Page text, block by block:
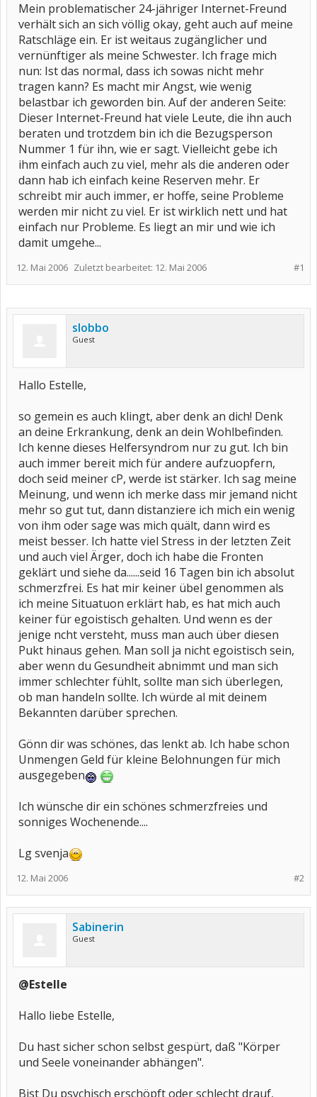
Mein problematischer 24-jähriger Internet-Freund
verhält sich an sich völlig okay, geht auch auf meine
Ratschläge ein. Er ist weitaus zugänglicher und
vernünftiger als meine Schwester. Ich frage mich
nun: Ist das normal, dass ich sowas nicht mehr
tragen kann? Es macht mir Angst, wie wenig
belastbar ich geworden bin. Auf der anderen Seite:
Dieser Internet-Freund hat viele Leute, die ihn auch
beraten und trotzdem bin ich die Bezugsperson
Nummer 1 für ihn, wie er sagt. Vielleicht gebe ich
ihm einfach auch zu viel, mehr als die anderen oder
dann hab ich einfach keine Reserven mehr. Er
schreibt mir auch immer, er hoffe, seine Probleme
werden mir nicht zu viel. Er ist wirklich nett und hat
einfach nur Probleme. Es liegt an mir und wie ich
damit umgehe...
#1
12. Mai 2006 Zuletzt bearbeitet: 12. Mai 2006
slobbo
Guest
Hallo Estelle,
so gemein es auch klingt, aber denk an dich! Denk
an deine Erkrankung, denk an dein Wohlbefinden.
Ich kenne dieses Helfersyndrom nur zu gut. Ich bin
auch immer bereit mich für andere aufzuopfern,
doch seid meiner cP, werde ist stärker. Ich sag meine
Meinung, und wenn ich merke dass mir jemand nicht
mehr so gut tut, dann distanziere ich mich ein wenig
von ihm oder sage was mich quält, dann wird es
meist besser. Ich hatte viel Stress in der letzten Zeit
und auch viel Ärger, doch ich habe die Fronten
geklärt und siehe da......seid 16 Tagen bin ich absolut
schmerzfrei. Es hat mir keiner übel genommen als
ich meine Situatuon erklärt hab, es hat mich auch
keiner für egoistisch gehalten. Und wenn es der
jenige ncht versteht, muss man auch über diesen
Pukt hinaus gehen. Man soll ja nicht egoistisch sein,
aber wenn du Gesundheit abnimmt und man sich
immer schlechter fühlt, sollte man sich überlegen,
ob man handeln sollte. Ich würde al mit deinem
Bekannten darüber sprechen.
Gönn dir was schönes, das lenkt ab. Ich habe schon
Unmengen Geld für kleine Belohnungen für mich
ausgegeben
Ich wünsche dir ein schönes schmerzfreies und
sonniges Wochenende....
Lg svenja
#2
12. Mai 2006
Sabinerin
Guest
@Estelle
Hallo liebe Estelle,
Du hast sicher schon selbst gespürt, daß "Körper
und Seele voneinander abhängen".
Bist Du psychisch erschöpft oder schlecht drauf,